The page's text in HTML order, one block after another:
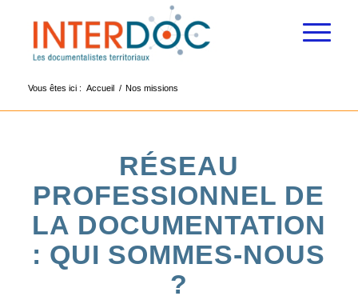
Vous êtes ici : Accueil / Nos missions
RÉSEAU
PROFESSIONNEL DE
LA DOCUMENTATION
: QUI SOMMES-NOUS
?